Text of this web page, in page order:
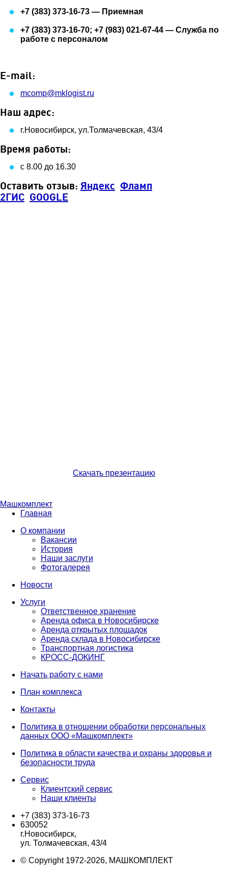
+7 (383) 373-16-73 — Приемная
+7 (383) 373-16-70; +7 (983) 021-67-44 — Служба по
работе с персоналом
E-mail:
mcomp@mklogist.ru
Наш адрес:
г.Новосибирск, ул.Толмачевская, 43/4
Время работы:
с 8.00 до 16.30
Оставить отзыв: Яндекс Фламп
2ГИС GOOGLE
Скачать презентацию
Машкомплект
Главная
О компании
Вакансии
История
Наши заслуги
Фотогалерея
Новости
Услуги
Ответственное хранение
Аренда офиса в Новосибирске
Аренда открытых площадок
Аренда склада в Новосибирске
Транспортная логистика
КРОСС-ДОКИНГ
Начать работу с нами
План комплекса
Контакты
Политика в отношении обработки персональных
данных ООО «Машкомплект»
Политика в области качества и охраны здоровья и
безопасности труда
Сервис
Клиентский сервис
Наши клиенты
+7 (383) 373-16-73
630052
г.Новосибирск,
ул. Толмачевская, 43/4
© Copyright 1972-2026, МАШКОМПЛЕКТ